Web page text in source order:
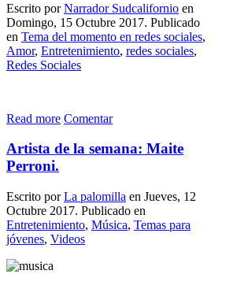
Escrito porNarrador Sudcalifornio en
Domingo, 15 Octubre 2017. Publicado
en Tema del momento en redes sociales,
Amor, Entretenimiento, redes sociales,
Redes Sociales
Read more Comentar
Artista de la semana: Maite
Perroni.
Escrito porLa palomilla en Jueves, 12
Octubre 2017. Publicado en
Entretenimiento, Música, Temas para
jóvenes, Videos